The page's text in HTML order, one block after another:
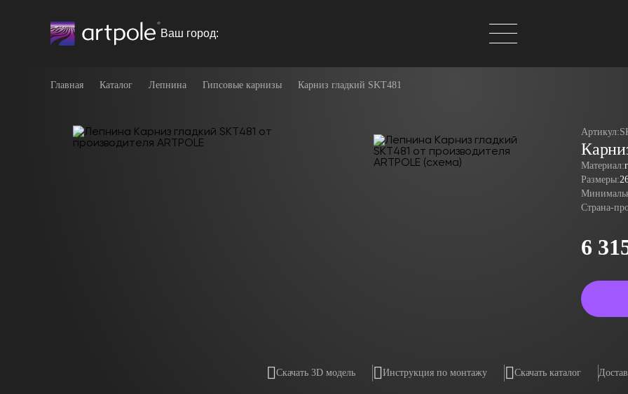
Ваш город:
Главная Каталог Лепнина Гипсовые карнизы Карниз гладкий SKT481
Артикул:
Материал:
Размеры:
Страна-
6
Скачать 3D модель Инструкция по монтажу Скачать каталог